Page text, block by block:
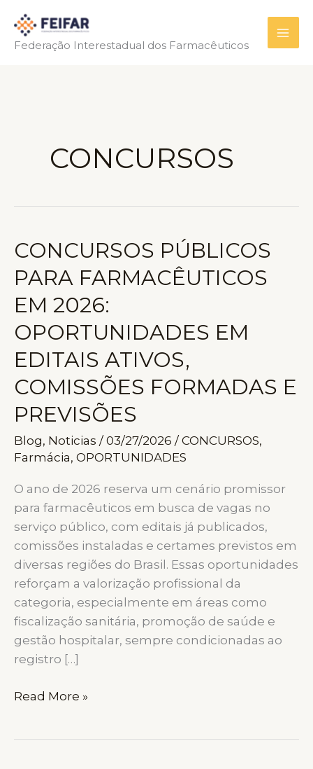
para
Federação Interestadual dos Farmacêuticos
CONCURSOS
CONCURSOS PÚBLICOS
PARA FARMACÊUTICOS
EM 2026:
OPORTUNIDADES EM
EDITAIS ATIVOS,
COMISSÕES FORMADAS E
PREVISÕES
Blog, Noticias /03/27/2026 /CONCURSOS,
Farmácia, OPORTUNIDADES
O ano de 2026 reserva um cenário promissor
para farmacêuticos em busca de vagas no
serviço público, com editais já publicados,
comissões instaladas e certames previstos em
diversas regiões do Brasil. Essas oportunidades
reforçam a valorização profissional da
categoria, especialmente em áreas como
fiscalização sanitária, promoção de saúde e
gestão hospitalar, sempre condicionadas ao
registro […]
CONCURSOS
Read More »